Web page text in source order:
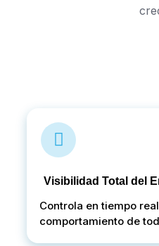
Visibilidad Total del
Controla en tiempo
comportamiento de